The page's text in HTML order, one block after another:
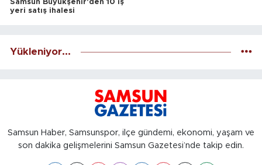
Samsun Büyükşehir'den 10 iş
yeri satış ihalesi
Yükleniyor...
Samsun Haber, Samsunspor, ilçe gündemi, ekonomi, yaşam ve
son dakika gelişmelerini Samsun Gazetesi’nde takip edin.